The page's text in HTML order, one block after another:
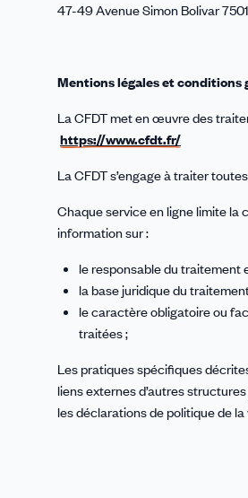
47-49 Avenue Simon Bolivar
Mentions légales et conditions
La CFDT met en œuvre des
https://www.cfdt.fr/
La CFDT s’engage à traiter
Chaque service en ligne limite la
information sur :
le responsable du traitement
la base juridique du
le caractère obligatoire ou
traitées ;
Les pratiques spécifiques
liens externes d’autres
les déclarations de politique de